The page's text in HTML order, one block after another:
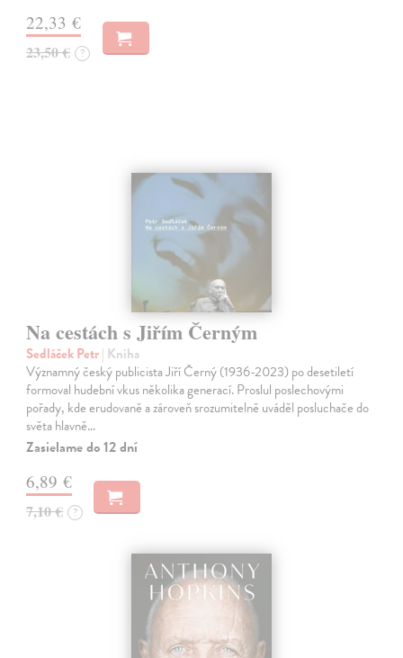
22,33 €
23,50 € ?
Na cestách s Jiřím Černým
Sedláček Petr| Kniha
Významný český publicista Jiří Černý (1936-2023) po desetiletí
formoval hudební vkus několika generací. Proslul poslechovými
pořady, kde erudovaně a zároveň srozumitelně uváděl posluchače do
světa hlavně…
Zasielame do 12 dní
6,89 €
7,10 € ?